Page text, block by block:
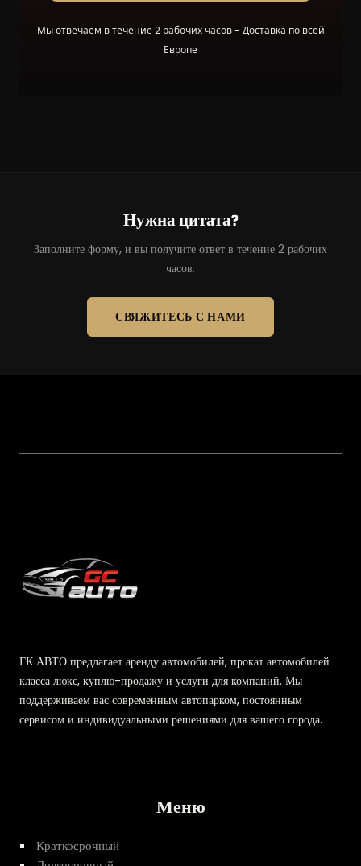
Мы отвечаем в течение 2 рабочих часов - Доставка по всей
Европе
Нужна цитата?
Заполните форму, и вы получите ответ в течение 2 рабочих
часов.
СВЯЖИТЕСЬ С НАМИ
ГК АВТО предлагает аренду автомобилей, прокат автомобилей
класса люкс, куплю-продажу и услуги для компаний. Мы
поддерживаем вас современным автопарком, постоянным
сервисом и индивидуальными решениями для вашего города.
Меню
Краткосрочный